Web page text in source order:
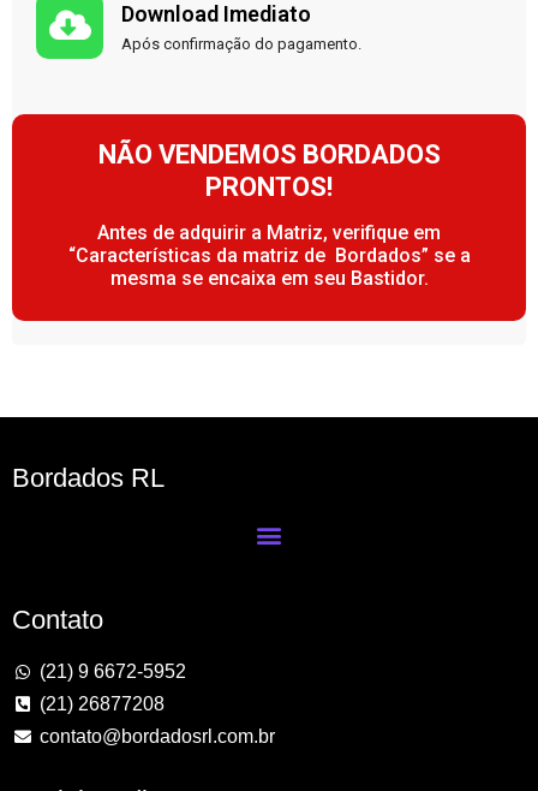
Download Imediato
Após confirmação do pagamento.
NÃO VENDEMOS BORDADOS
PRONTOS!
Antes de adquirir a Matriz, verifique em
“Características da matriz de Bordados” se a
mesma se encaixa em seu Bastidor.
Bordados RL
Contato
(21) 9 6672-5952
(21) 26877208
contato@bordadosrl.com.br